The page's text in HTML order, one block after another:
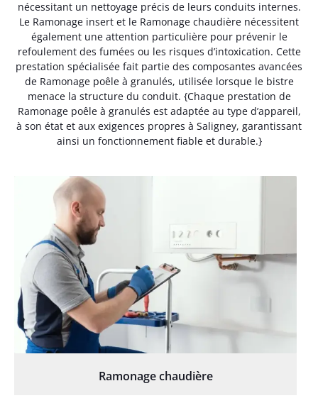
nécessitant un nettoyage précis de leurs conduits internes.
Le Ramonage insert et le Ramonage chaudière nécessitent
également une attention particulière pour prévenir le
refoulement des fumées ou les risques d’intoxication. Cette
prestation spécialisée fait partie des composantes avancées
de Ramonage poêle à granulés, utilisée lorsque le bistre
menace la structure du conduit. {Chaque prestation de
Ramonage poêle à granulés est adaptée au type d’appareil,
à son état et aux exigences propres à Saligney, garantissant
ainsi un fonctionnement fiable et durable.}
Ramonage chaudière